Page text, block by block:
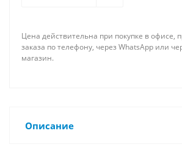
Цена действительна при покупке в офисе,
заказа по телефону, через WhatsApp или
магазин.
Описание